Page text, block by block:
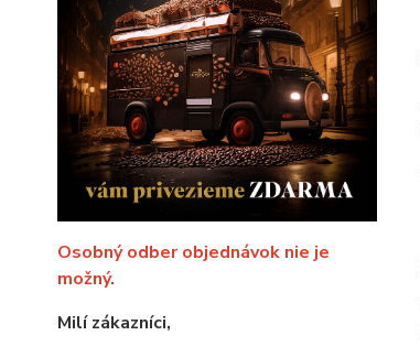
Osobný odber objednávok nie je
možný.
Milí zákazníci,